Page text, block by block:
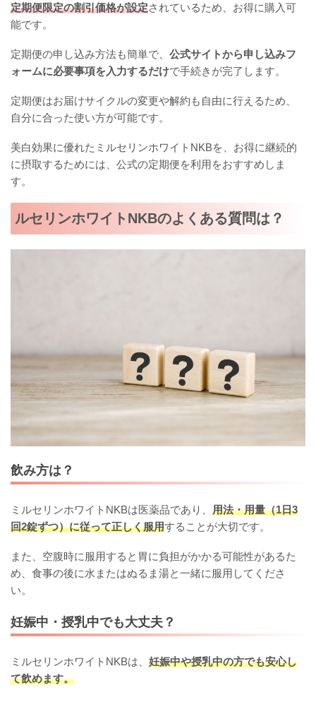
定期便限定の割引価格が設定されているため、お得に購入可
能です。
定期便の申し込み方法も簡単で、 公式サイトから申し込みフ
ォームに必要事項を入力するだけで手続きが完了します。
定期便はお届けサイクルの変更や解約も自由に行えるため、
自分に合った使い方が可能です。
美白効果に優れたミルセリンホワイトNKBを、お得に継続的
に摂取するためには、公式の定期便を利用をおすすめしま
す。
ルセリンホワイトNKBのよくある質問は？
飲み方は？
ミルセリンホワイトNKBは医薬品であり、 用法・用量（1日3
回2錠ずつ）に従って正しく服用することが大切です。
また、空腹時に服用すると胃に負担がかかる可能性があるた
め、食事の後に水またはぬるま湯と一緒に服用してくださ
い。
妊娠中・授乳中でも大丈夫？
ミルセリンホワイトNKBは、 妊娠中や授乳中の方でも安心し
て飲めます。